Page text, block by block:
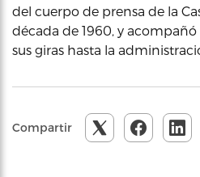
del cuerpo de prensa de la
década de 1960, y
sus giras hasta la
Compartir